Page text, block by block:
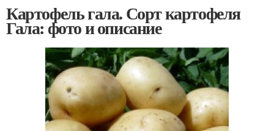
Картофель гала. Сорт картофеля
Гала: фото и описание